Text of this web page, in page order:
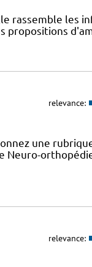
rassemble les
propositions
relevance:
une
Neuro-
relevance: